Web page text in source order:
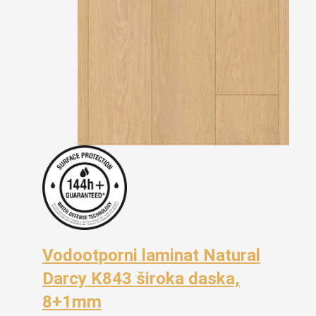
Vodootporni laminat Natural
Darcy K843 široka daska,
8+1mm